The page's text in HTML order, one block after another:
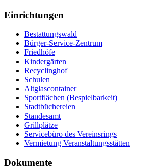
Einrichtungen
Bestattungswald
Bürger-Service-Zentrum
Friedhöfe
Kindergärten
Recyclinghof
Schulen
Altglascontainer
Sportflächen (Bespielbarkeit)
Stadtbüchereien
Standesamt
Grillplätze
Servicebüro des Vereinsrings
Vermietung Veranstaltungsstätten
Dokumente